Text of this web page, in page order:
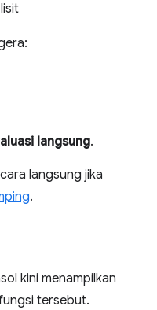
langsung.
langsung jika
.
kini menampilkan
tersebut.